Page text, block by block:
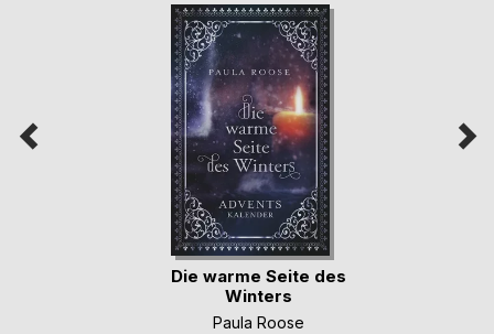
Die warme Seite des
Winters
Paula Roose